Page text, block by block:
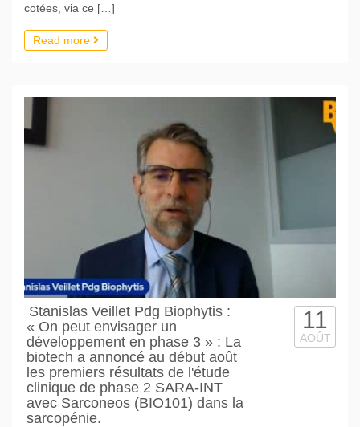
cotées, via ce […]
Read more
Stanislas Veillet Pdg Biophytis :
« On peut envisager un
développement en phase 3 » : La
biotech a annoncé au début août
les premiers résultats de l'étude
clinique de phase 2 SARA-INT
avec Sarconeos (BIO101) dans la
sarcopénie.
11
AOÛT